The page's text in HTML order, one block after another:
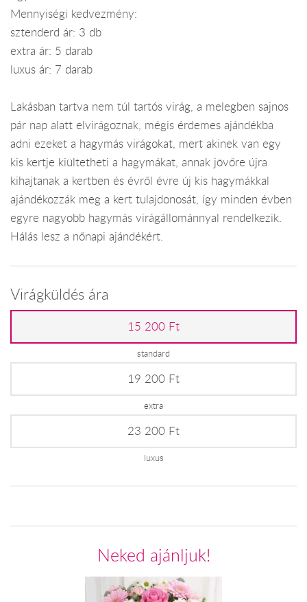
Mennyiségi kedvezmény:
sztenderd ár: 3 db
extra ár: 5 darab
luxus ár: 7 darab
Lakásban tartva nem túl tartós virág, a melegben sajnos
pár nap alatt elvirágoznak, mégis érdemes ajándékba
adni ezeket a hagymás virágokat, mert akinek van egy
kis kertje kiültetheti a hagymákat, annak jövőre újra
kihajtanak a kertben és évről évre új kis hagymákkal
ajándékozzák meg a kert tulajdonosát, így minden évben
egyre nagyobb hagymás virágállománnyal rendelkezik.
Hálás lesz a nőnapi ajándékért.
Virágküldés ára
15 200 Ft
standard
19 200 Ft
extra
23 200 Ft
luxus
Neked ajánljuk!